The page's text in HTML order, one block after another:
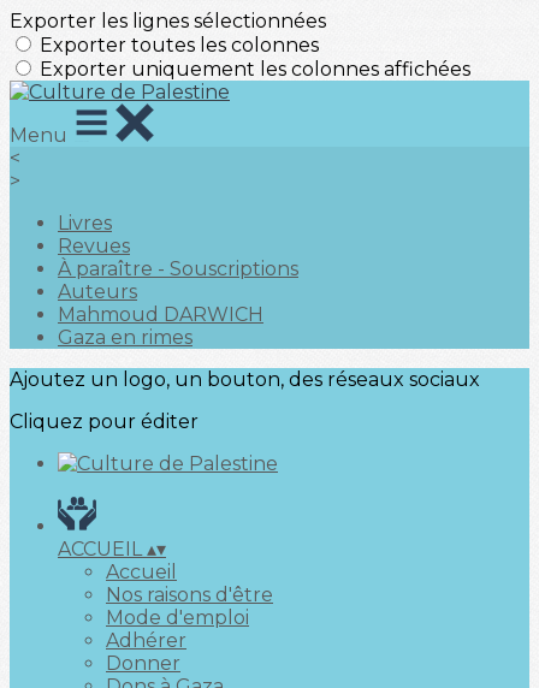
Exporter les lignes sélectionnées
Exporter toutes les colonnes
Exporter uniquement les colonnes affichées
Menu
<
>
Livres
Revues
À paraître - Souscriptions
Auteurs
Mahmoud DARWICH
Gaza en rimes
Ajoutez un logo, un bouton, des réseaux sociaux
Cliquez pour éditer
ACCUEIL▴▾
Accueil
Nos raisons d'être
Mode d'emploi
Adhérer
Donner